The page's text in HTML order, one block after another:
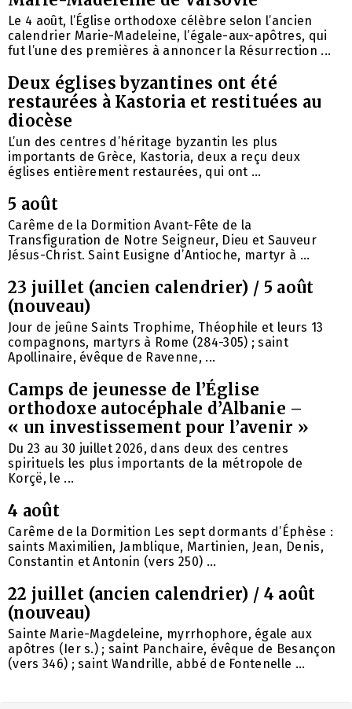
Le 4 août, l’Église orthodoxe célèbre selon l’ancien
calendrier Marie-Madeleine, l’égale-aux-apôtres, qui
fut l’une des premières à annoncer la Résurrection ...
Deux églises byzantines ont été
restaurées à Kastoria et restituées au
diocèse
L’un des centres d’héritage byzantin les plus
importants de Grèce, Kastoria, deux a reçu deux
églises entièrement restaurées, qui ont ...
5 août
Carême de la Dormition Avant-Fête de la
Transfiguration de Notre Seigneur, Dieu et Sauveur
Jésus-Christ. Saint Eusigne d’Antioche, martyr à ...
23 juillet (ancien calendrier) / 5 août
(nouveau)
Jour de jeûne Saints Trophime, Théophile et leurs 13
compagnons, martyrs à Rome (284-305) ; saint
Apollinaire, évêque de Ravenne, ...
Camps de jeunesse de l’Église
orthodoxe autocéphale d’Albanie –
« un investissement pour l’avenir »
Du 23 au 30 juillet 2026, dans deux des centres
spirituels les plus importants de la métropole de
Korçë, le ...
4 août
Carême de la Dormition Les sept dormants d’Éphèse :
saints Maximilien, Jamblique, Martinien, Jean, Denis,
Constantin et Antonin (vers 250) ...
22 juillet (ancien calendrier) / 4 août
(nouveau)
Sainte Marie-Magdeleine, myrrhophore, égale aux
apôtres (Ier s.) ; saint Panchaire, évêque de Besançon
(vers 346) ; saint Wandrille, abbé de Fontenelle ...